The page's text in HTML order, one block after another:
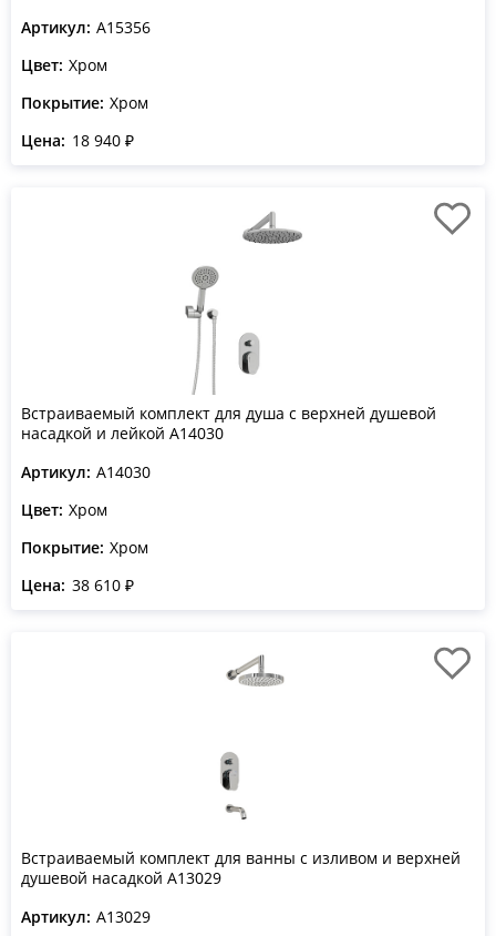
Артикул: A15356
Цвет: Хром
Покрытие: Хром
Цена: 18 940 ₽
Встраиваемый комплект для душа с верхней душевой
насадкой и лейкой A14030
Артикул: A14030
Цвет: Хром
Покрытие: Хром
Цена: 38 610 ₽
Встраиваемый комплект для ванны с изливом и верхней
душевой насадкой A13029
Артикул: A13029